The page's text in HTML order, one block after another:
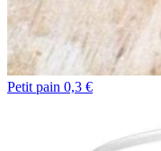
Petit pain 0,3 €